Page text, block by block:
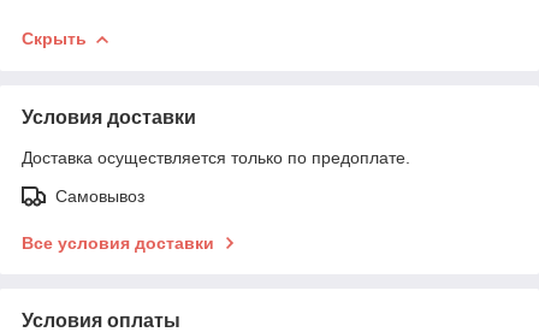
Скрыть
Условия доставки
Доставка осуществляется только по предоплате.
Самовывоз
Все условия доставки
Условия оплаты